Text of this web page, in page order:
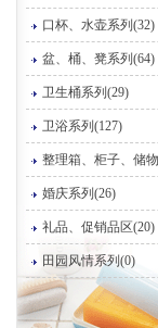
口杯、水壶系列(32)
盆、桶、凳系列(64)
卫生桶系列(29)
卫浴系列(127)
整理箱、柜子、储
婚庆系列(26)
礼品、促销品区(20)
田园风情系列(0)